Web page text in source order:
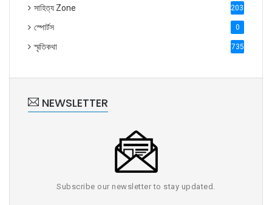
সাহিত্য Zone 2035
স্পোর্টস 0
স্মৃতিকথা 735
NEWSLETTER
Subscribe our newsletter to stay updated.